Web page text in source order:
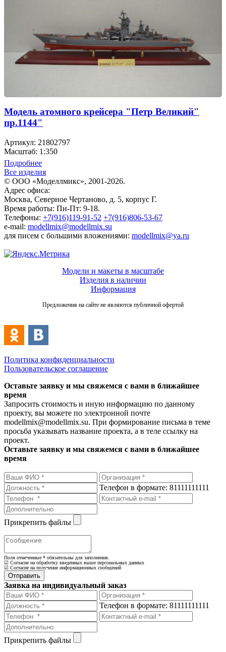
Модель атомного крейсера "Петр Великий"
пр.1144"
Артикул: 21802797
Масштаб: 1:350
Подробнее
Все изделия
© ООО «Моделлмикс», 2001-2026.
Адрес офиса:
Москва, Северное Чертаново, д. 5, корпус Г.
Время работы: Пн-Пт: 9-18.
Телефоны: +7(916)119-91-52 +7(916)806-53-67
e-mail: modellmix@modellmix.su
для писем с большими вложениями: modellmix@ya.ru
Модели и макеты в масштабе
Изделия в наличии
Информация
Предложения на сайте не являются публичной офертой
Политика конфиденциальности
Пользовательское соглашение
Оставьте заявку и мы свяжемся с вами в ближайшее
время
Запросить стоимость и иную информацию по данному
проекту, вы можете по электронной почте
modellmix@modellmix.su. При формирование письма в теме
просьба указывать название проекта, а в теле ссылку на
проект.
Оставьте заявку и мы свяжемся с вами в ближайшее
время
Телефон в формате: 81111111111
Прикрепить файлы
Поля отмеченные * обязательны для заполнения.
☑ Согласие на обработку введенных выше персональных данных
☑ Согласие на получение информационных сообщений
Заявка на индивидуальный заказ
Телефон в формате: 81111111111
Прикрепить файлы